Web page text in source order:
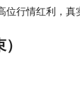
位行情红利，真